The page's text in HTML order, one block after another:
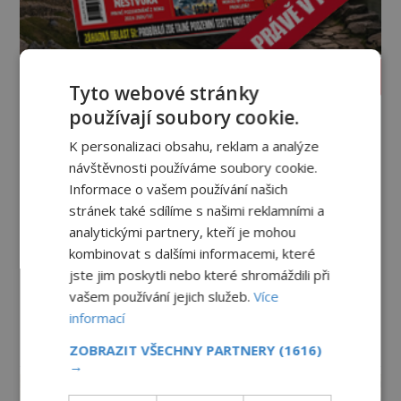
reklama
Tyto webové stránky
používají soubory cookie.
K personalizaci obsahu, reklam a analýze
návštěvnosti používáme soubory cookie.
Informace o vašem používání našich
stránek také sdílíme s našimi reklamními a
analytickými partnery, kteří je mohou
kombinovat s dalšími informacemi, které
jste jim poskytli nebo které shromáždili při
vašem používání jejich služeb.Více
informací
ZOBRAZIT VŠECHNY PARTNERY (1616)
→